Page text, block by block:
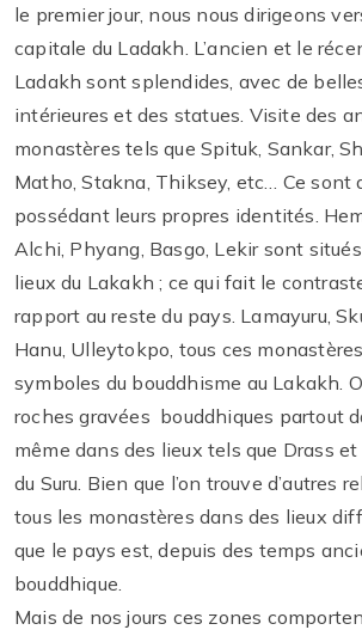
le premier jour, nous nous dirigeons
capitale du Ladakh. L’ancien et le
Ladakh sont splendides, avec de
intérieures et des statues. Visite des
monastères tels que Spituk, Sankar,
Matho, Stakna, Thiksey, etc… Ce sont
possédant leurs propres identités.
Alchi, Phyang, Basgo, Lekir sont
lieux du Lakakh ; ce qui fait le
rapport au reste du pays. Lamayuru,
Hanu, Ulleytokpo, tous ces
symboles du bouddhisme au Lakakh.
roches gravées bouddhiques partout
même dans des lieux tels que Drass
du Suru. Bien que l’on trouve d’autres
tous les monastères dans des lieux
que le pays est, depuis des temps
bouddhique.
Mais de nos jours ces zones